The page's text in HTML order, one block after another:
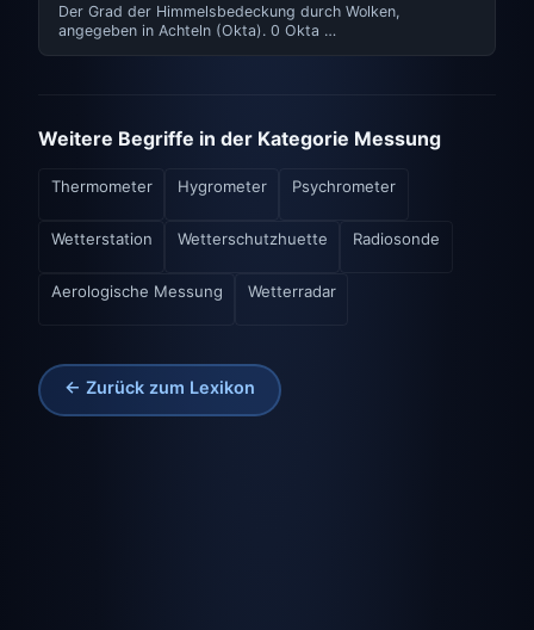
Der Grad der Himmelsbedeckung durch Wolken,
angegeben in Achteln (Okta). 0 Okta …
Weitere Begriffe in der Kategorie Messung
Thermometer Hygrometer Psychrometer
Wetterstation Wetterschutzhuette Radiosonde
Aerologische Messung Wetterradar
← Zurück zum Lexikon